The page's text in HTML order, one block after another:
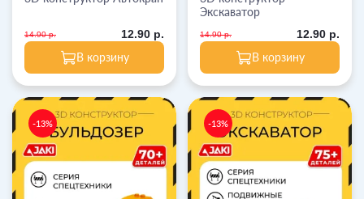
14.90 р. 12.90 р.
В корзину
Экскаватор
14.90 р. 12.90 р.
В корзину
-13% -13%